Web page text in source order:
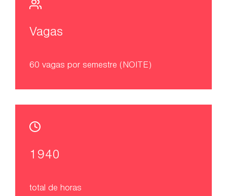
Vagas
60 vagas por semestre (NOITE)
1940
total de horas